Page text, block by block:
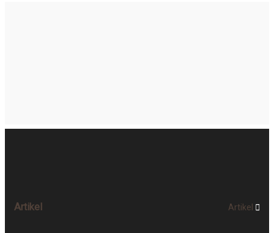
Artikel Artikel 